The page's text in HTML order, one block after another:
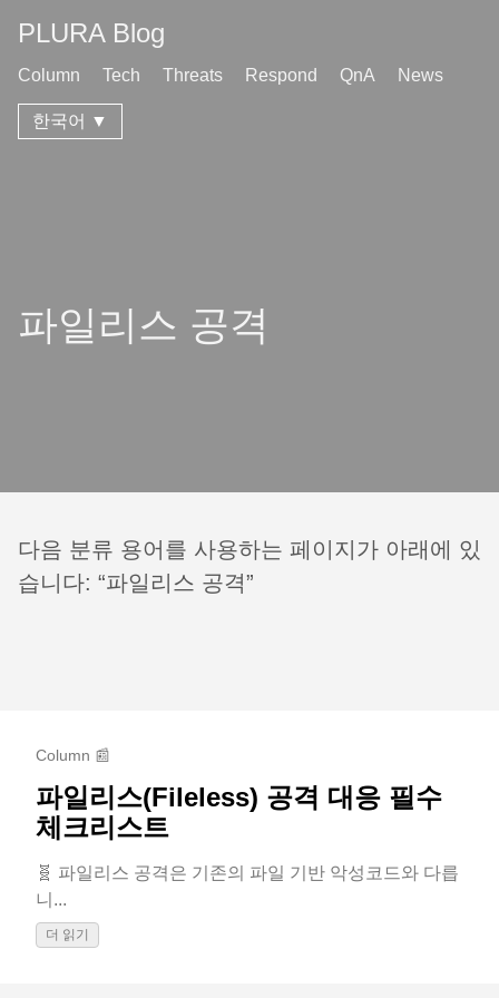
PLURA Blog
Column Tech Threats Respond QnA News
한국어 ▼
파일리스 공격
다음 분류 용어를 사용하는 페이지가 아래에 있
습니다: “파일리스 공격”
Column 📰
파일리스(Fileless) 공격 대응 필수
체크리스트
🧬 파일리스 공격은 기존의 파일 기반 악성코드와 다릅
니...
더 읽기